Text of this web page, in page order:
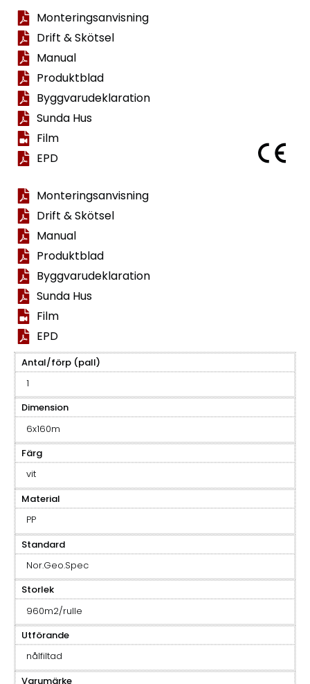
Monteringsanvisning
Drift & Skötsel
Manual
Produktblad
Byggvarudeklaration
Sunda Hus
Film
EPD
Monteringsanvisning
Drift & Skötsel
Manual
Produktblad
Byggvarudeklaration
Sunda Hus
Film
EPD
Antal/förp (pall)
1
Dimension
6x160m
Färg
vit
Material
PP
Standard
Nor.Geo.Spec
Storlek
960m2/rulle
Utförande
nålfiltad
Varumärke